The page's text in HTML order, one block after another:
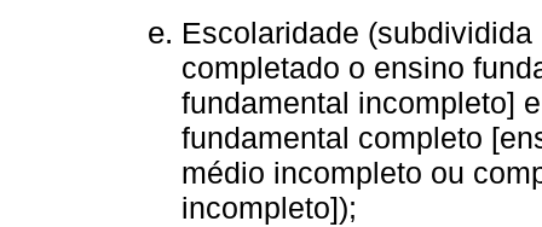
Escolaridade
completado o ensino
fundamental incompleto]
fundamental completo
médio incompleto ou
incompleto]);